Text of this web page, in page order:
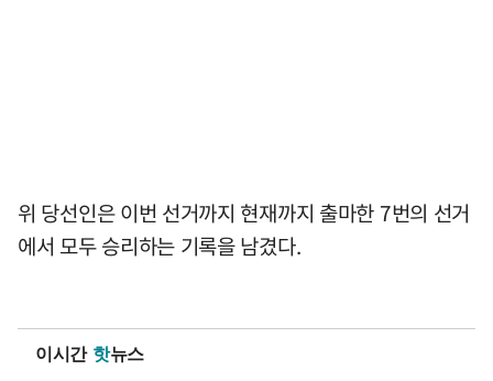
위 당선인은 이번 선거까지 현재까지 출마한 7번의 선거
에서 모두 승리하는 기록을 남겼다.
이시간 핫뉴스